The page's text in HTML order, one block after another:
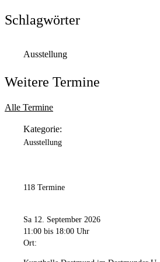
Anschrift
Schlagwörter
Ausstellung
Weitere Termine
Alle Termine
Kategorie:
Ausstellung
118 Termine
Sa 12. September 2026
11:00 bis 18:00 Uhr
Ort: